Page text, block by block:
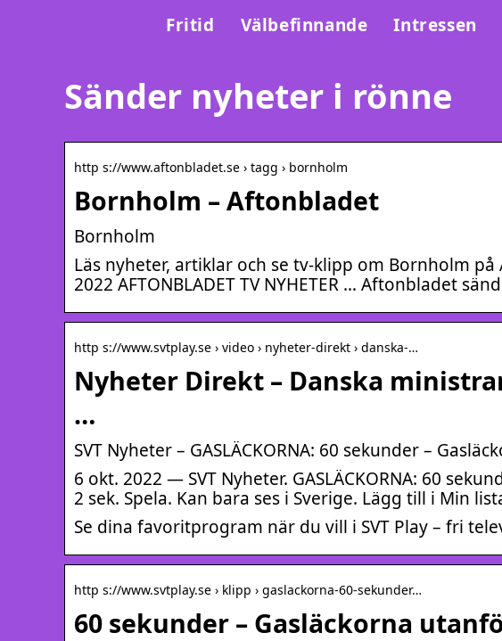
Fritid Välbefinnande Intressen
Sänder nyheter i rönne
http s://www.aftonbladet.se › tagg › bornholm
Bornholm – Aftonbladet
Bornholm
Läs nyheter, artiklar och se tv-klipp om Bornholm
2022 AFTONBLADET TV NYHETER … Aftonbladet
http s://www.svtplay.se › video › nyheter-direkt › danska-…
Nyheter Direkt – Danska
…
SVT Nyheter – GASLÄCKORNA: 60 sekunder –
6 okt. 2022 — SVT Nyheter. GASLÄCKORNA: 60
2 sek. Spela. Kan bara ses i Sverige. Lägg till i Min
Se dina favoritprogram när du vill i SVT Play – fri
http s://www.svtplay.se › klipp › gaslackorna-60-sekunder…
60 sekunder – Gasläckorna